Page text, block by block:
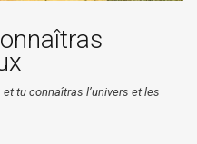
tu connaîtras l’univers et les